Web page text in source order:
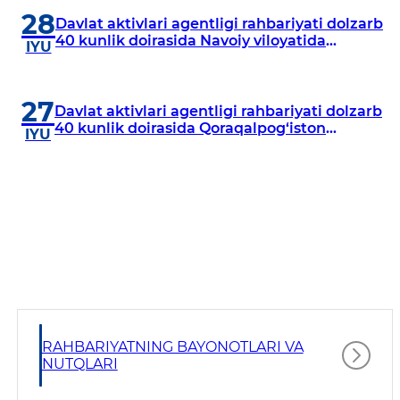
28
IYU
Davlat aktivlari agentligi rahbariyati dolzarb
40 kunlik doirasida Navoiy viloyatida
27
IYU
Davlat aktivlari agentligi rahbariyati dolzarb
40 kunlik doirasida Qoraqalpog‘iston
RAHBARIYATNING BAYONOTLARI VA
NUTQLARI